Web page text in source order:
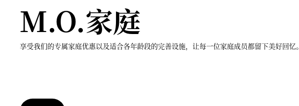
M.O.家庭
享受我们的专属家庭优惠以及适合各年龄段的完善设施，让每一位家庭成员都留下美好回忆。